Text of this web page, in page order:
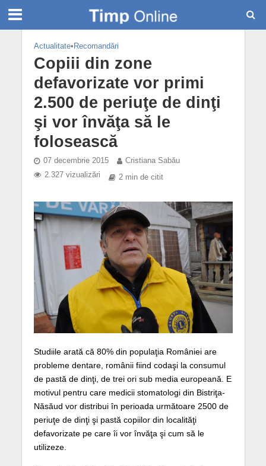
Actualitate• Recomandări
Copiii din zone
defavorizate vor primi
2.500 de periuţe de dinţi
şi vor învăţa să le
folosească
07 decembrie 2015
Cristiana Sabău
2.327 vizualizări
2 min de citit
Studiile arată că 80% din populaţia României are
probleme dentare, românii fiind codaşi la consumul
de pastă de dinţi, de trei ori sub media europeană. E
motivul pentru care medicii stomatologi din Bistriţa-
Năsăud vor distribui în perioada următoare 2500 de
periuţe de dinţi şi pastă copiilor din localităţi
defavorizate pe care îi vor învăţa şi cum să le
utilizeze.